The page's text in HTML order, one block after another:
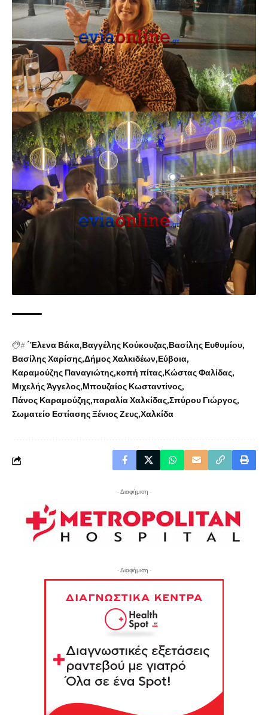
# ΄Έλενα Βάκα Βαγγέλης Κούκουζας Βασίλης Ευθυμίου
Βασίλης Χαρίσης Δήμος Χαλκιδέων Εύβοια
Καραμούζης Παναγιώτης κοπή πίτας Κώστας Φαλίδας
Μιχελής Άγγελος Μπουζαίος Κωσταντίνος
Πάνος Καραμούζης παραλία Χαλκίδας Σπύρου Γιώργος
Σωματείο Εστίασης Ξένιος Ζευς Χαλκίδα
- Διαφήμιση -
- Διαφήμιση -